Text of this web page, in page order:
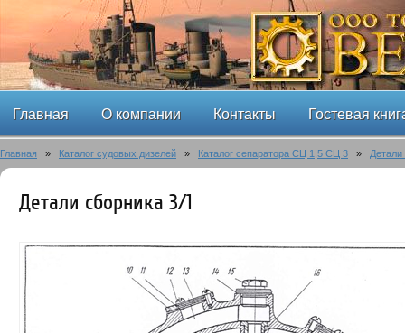
Главная О компании Контакты Гостевая
Главная » Каталог судовых дизелей » Каталог сепаратора СЦ 1,5 СЦ 3 » Детали
Детали сборника 3/1